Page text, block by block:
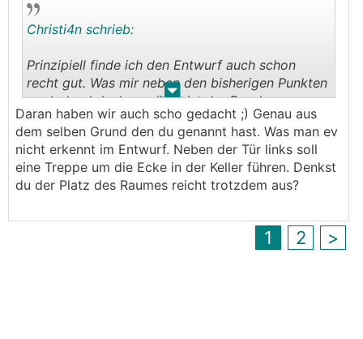
. .
Christi4n schrieb:
Prinzipiell finde ich den Entwurf auch schon
recht gut. Was mir neben den bisherigen Punkten
noch durchdenken würde ist der Durchgang
Garage zu Garage2. Würde den Durchlass zum
einen verbreitern und zum anderen einfach die
Tür weglassen, ist für Fahrräder einfach viel
praktischer wenn man hier nichts extra öffnen
muss.
Daran haben wir auch scho gedacht ;) Genau aus
dem selben Grund den du genannt hast. Was man ev
nicht erkennt im Entwurf. Neben der Tür links soll
eine Treppe um die Ecke in der Keller führen. Denkst
du der Platz des Raumes reicht trotzdem aus?
1 2 >